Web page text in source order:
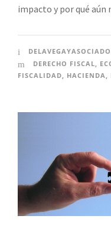
impacto y por qué aún
DERECHO FISCAL,
FISCALIDAD
HACIENDA